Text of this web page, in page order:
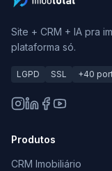
Site + CRM + IA pra
plataforma só.
LGPD SSL +40
Produtos
CRM Imobiliário